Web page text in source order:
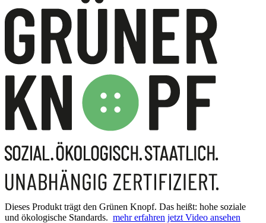
Dieses Produkt trägt den Grünen Knopf. Das heißt: hohe soziale
und ökologische Standards. mehr erfahren jetzt Video ansehen